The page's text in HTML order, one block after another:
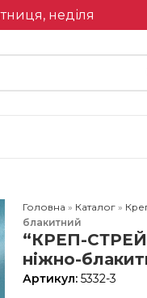
неділя
Головна » Каталог»
блакитний
“КРЕП-
ніжно-
Артикул: 5332-3